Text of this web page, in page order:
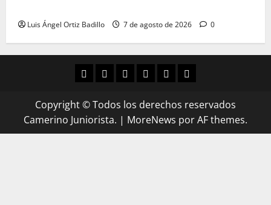
Luis Ángel Ortiz Badillo 7 de agosto de 2026 0
Copyright © Todos los derechos reservados
Camerino Juniorista. | MoreNews por AF themes.